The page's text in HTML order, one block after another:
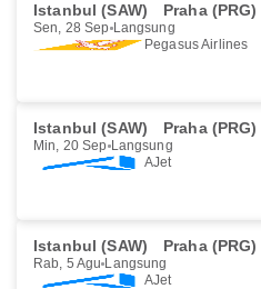
Istanbul (SAW) Praha (PRG)
Sen, 28 Sep Langsung
Pegasus Airlines
Istanbul (SAW) Praha (PRG)
Min, 20 Sep Langsung
AJet
Istanbul (SAW) Praha (PRG)
Rab, 5 Agu Langsung
AJet